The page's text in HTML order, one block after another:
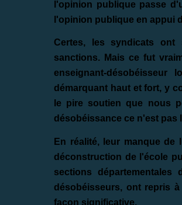
l'opinion publique passe
l'opinion publique en appui
Certes, les syndicats ont
sanctions. Mais ce fut
enseignant-
démarquant haut et fort, y
le pire soutien que nous
désobéissance ce n'est pas
En réalité, leur manque
déconstruction de l'école
sections
désobéisseurs, ont repris
façon significative.